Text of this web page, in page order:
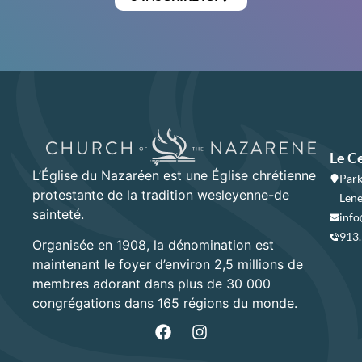
L’Église du Nazaréen est une Église chrétienne
protestante de la tradition wesleyenne-de
sainteté.
Organisée en 1908, la dénomination est
maintenant le foyer d’environ 2,5 millions de
membres adorant dans plus de 30 000
congrégations dans 165 régions du monde.
Le